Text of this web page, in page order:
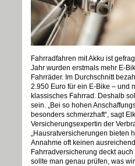
Fahrradfahren mit Akku ist
Jahr wurden erstmals mehr E-
Fahrräder. Im Durchschnitt
2.950 Euro für ein E-Bike – und
klassisches Fahrrad. Deshalb
sein. „Bei so hohen
besonders schmerzhaft“, sagt
Versicherungsexpertin der
„Hausratversicherungen bieten
Annahme oft keinen
Fahrradversicherung deckt
sollte man genau prüfen, was